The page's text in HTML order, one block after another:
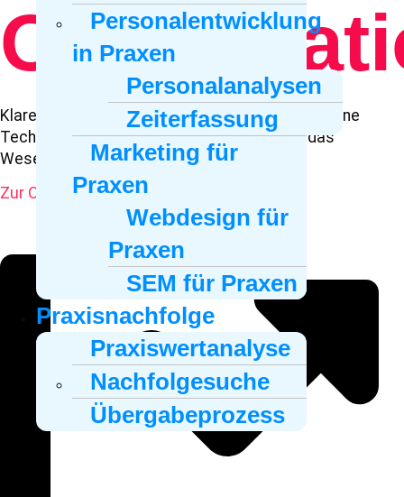
Personalentwicklung
in Praxen
Personalanalysen
Zeiterfassung
Marketing für
Praxen
Webdesign für
Praxen
SEM für Praxen
Praxisnachfolge
Praxiswertanalyse
Nachfolgesuche
Übergabeprozess
Klare Strukturen, effiziente Prozesse und moderne
Technologien – gewinnen Sie mehr Zeit für das
Wesentliche
Zur Organisation